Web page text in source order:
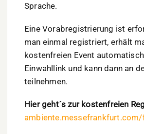
Sprache.
Eine Vorabregistrierung ist
man einmal registriert, erhält
kostenfreien Event
Einwahllink und kann dann an
teilnehmen.
Hier geht´s zur kostenfreien